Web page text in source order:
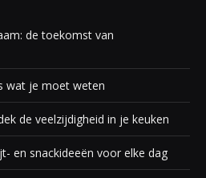
de toekomst van
wat je moet weten
de veelzijdigheid in je keuken
en snackideeën voor elke dag